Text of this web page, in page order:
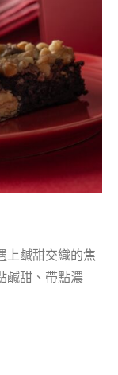
上鹹甜交織的焦
鹹甜、帶點濃